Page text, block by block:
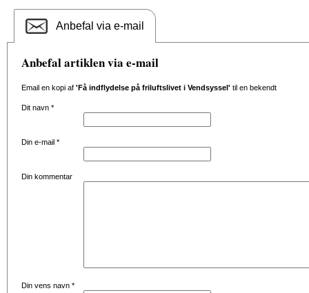
Anbefal via e-mail
Anbefal artiklen via e-mail
Email en kopi af 'Få indflydelse på friluftslivet i Vendsyssel' til en bekendt
Dit navn *
Din e-mail *
Din kommentar
Din vens navn *